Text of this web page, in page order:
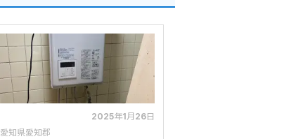
2025年1月26日
愛知県愛知郡